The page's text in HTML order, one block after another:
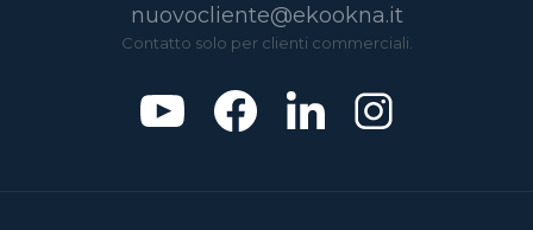
nuovocliente@ekookna.it
Contatto solo per clienti commerciali.